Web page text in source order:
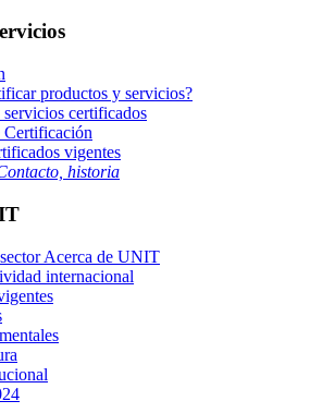
productos y servicios?
certificados
Certificación
vigentes
historia
Acerca de UNIT
internacional